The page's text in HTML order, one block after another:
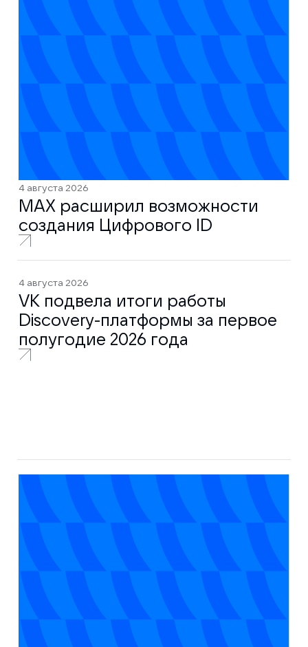
4 августа 2026
MAX расширил возможности
создания Цифрового ID
4 августа 2026
VK подвела итоги работы
Discovery-платформы за первое
полугодие 2026 года